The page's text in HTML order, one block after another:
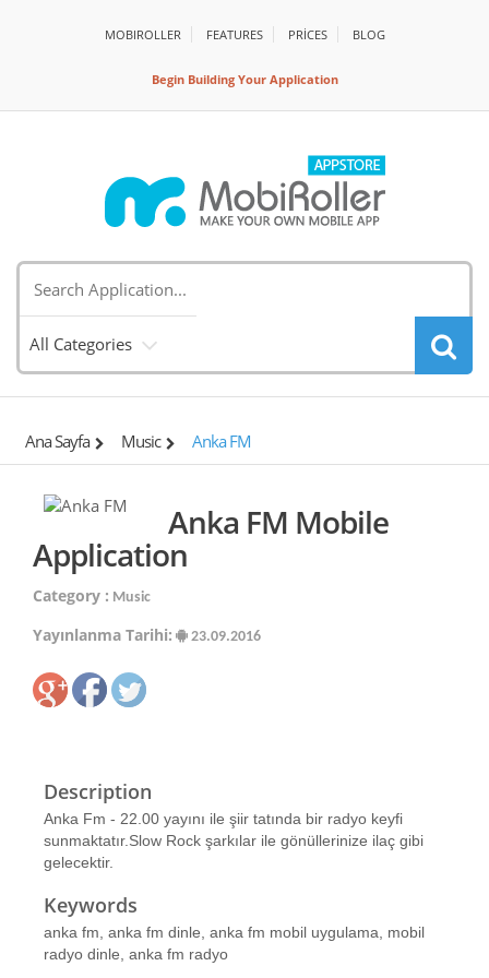
MOBIROLLER FEATURES PRİCES BLOG
Begin Building Your Application
All Categories
Ana Sayfa Music Anka FM
Anka FM Mobile
Application
Category : Music
Yayınlanma Tarihi: 23.09.2016
Description
Anka Fm - 22.00 yayını ile şiir tatında bir radyo keyfi
sunmaktatır.Slow Rock şarkılar ile gönüllerinize ilaç gibi
gelecektir.
Keywords
anka fm, anka fm dinle, anka fm mobil uygulama, mobil
radyo dinle, anka fm radyo